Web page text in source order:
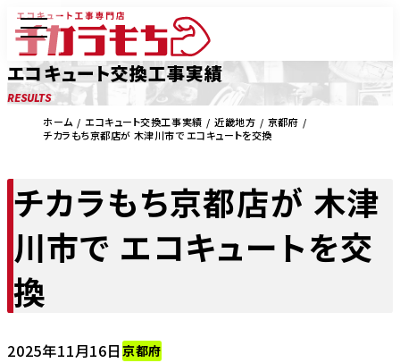
エコキュート交換工事実績
RESULTS
ホーム エコキュート交換工事実績 近畿地方
京都府
チカラもち京都店が 木津川市で エコキュートを交換
チカラもち京都店が 木津
川市で エコキュートを交
換
2025年11月16日 京都府